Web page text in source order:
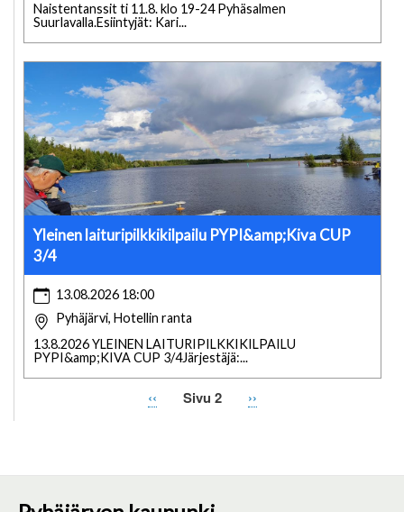
Naistentanssit ti 11.8. klo 19-24 Pyhäsalmen
Suurlavalla.Esiintyjät: Kari...
Yleinen laituripilkkikilpailu PYPI&amp;Kiva CUP
3/4
13.08.2026 18:00
Pyhäjärvi, Hotellin ranta
13.8.2026 YLEINEN LAITURIPILKKIKILPAILU
PYPI&amp;KIVA CUP 3/4Järjestäjä:...
Edellinen
‹‹ Sivu 2
Seuraava
››